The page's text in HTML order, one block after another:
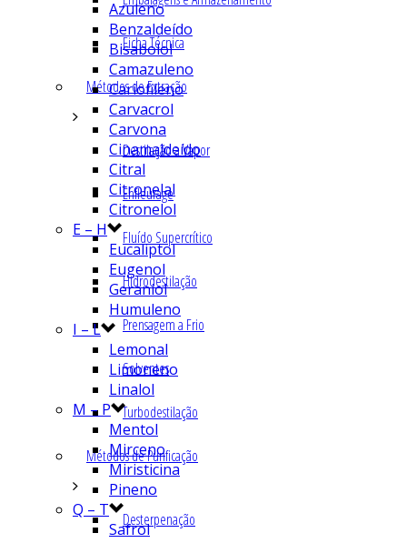
Ficha Técnica
Métodos de Extração
Destilação a Vapor
Enfleurage
Fluído Supercrítico
Hidrodestilação
Prensagem a Frio
Solventes
Turbodestilação
Métodos de Purificação
Desterpenação
Azuleno
Benzaldeído
Bisabolol
Camazuleno
Cariofileno
Carvacrol
Carvona
Cinamaldeído
Citral
Citronelal
Citronelol
E – H
Eucaliptol
Eugenol
Geraniol
Humuleno
I – L
Lemonal
Limoneno
Linalol
M – P
Mentol
Mirceno
Miristicina
Pineno
Q – T
Safrol